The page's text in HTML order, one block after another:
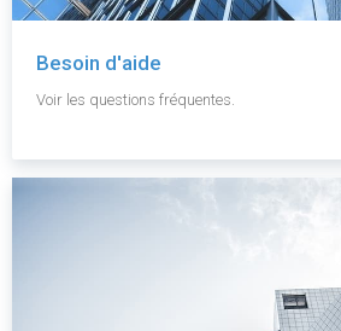
Besoin d'aide
Voir les questions fréquentes.